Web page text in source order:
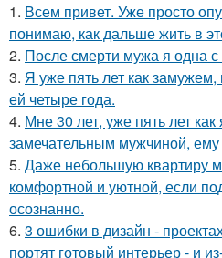
1. Всем привет. Уже просто
понимаю, как дальше жить в
2. После смерти мужа я одна
3. Я уже пять лет как
ей четыре года.
4. Мне 30 лет, уже пять лет
замечательным мужчиной, ему
5. Даже небольшую квартиру
комфортной и уютной, если
осознанно.
6. 3 ошибки в дизайн -
портят готовый интерьер - и